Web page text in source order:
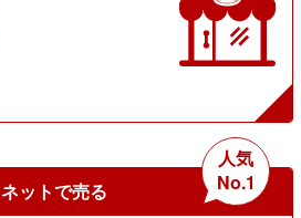
ネットで売る
人気
No.1